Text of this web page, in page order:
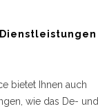
bietet Ihnen auch
wie das De- und